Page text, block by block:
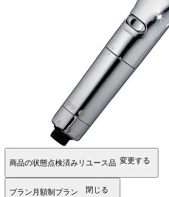
商品の状態点検済みリユース品 変更する
プラン 月額制プラン 閉じる